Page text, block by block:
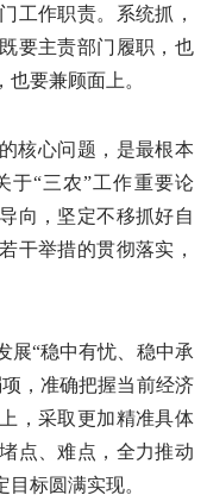
工作职责。系统抓，
要主责部门履职，也
要兼顾面上。
核心问题，是最根本
于“三农”工作重要论
向，坚定不移抓好自
干举措的贯彻落实，
展“稳中有忧、稳中承
，准确把握当前经济
，采取更加精准具体
点、难点，全力推动
标圆满实现。